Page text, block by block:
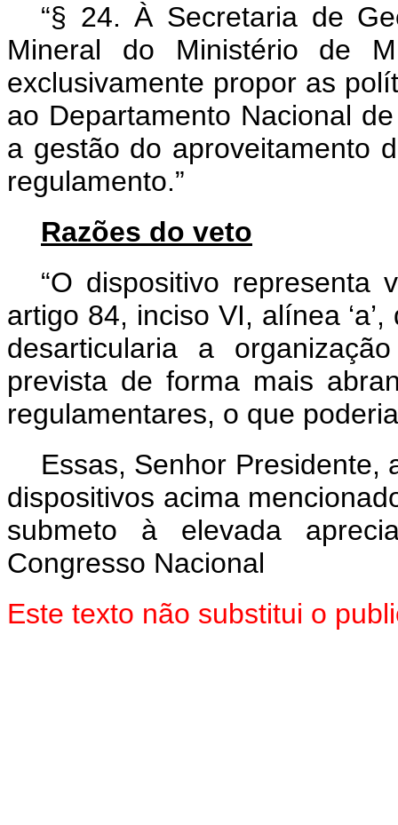
“§ 24. À Secretaria de
Mineral do Ministério de
exclusivamente propor as
ao Departamento Nacional
a gestão do aproveitamento
regulamento.”
Razões do veto
“O dispositivo representa
artigo 84, inciso VI, alínea
desarticularia a
prevista de forma mais
regulamentares, o que
Essas, Senhor Presidente,
dispositivos acima
submeto à elevada
Congresso Nacional
Este texto não substitui o